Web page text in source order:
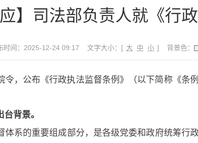
】司法部负责人就《行
时间：2025-12-24 09:17 文字大小：[ 大 中 小 ] 背景色：
，公布《行政执法监督条例》（以下简称《条
背景。
体系的重要组成部分，是各级党委和政府统筹行